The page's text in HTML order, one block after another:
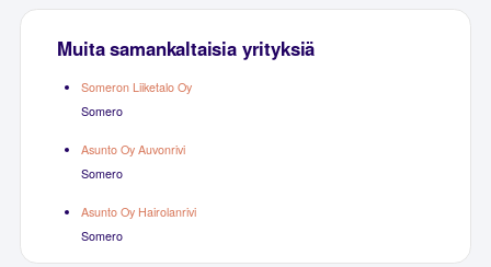
Muita samankaltaisia yrityksiä
Someron Liiketalo Oy
Somero
Asunto Oy Auvonrivi
Somero
Asunto Oy Hairolanrivi
Somero